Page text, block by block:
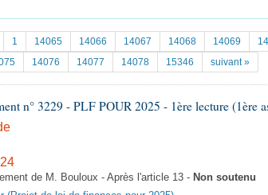
1 14065 14066 14067 14068 14069
14076 14077 14078 15346 suivant »
n° 3229 - PLF POUR 2025 - 1ère lecture (1ère
de M. Bouloux - Après l'article 13 - Non soutenu